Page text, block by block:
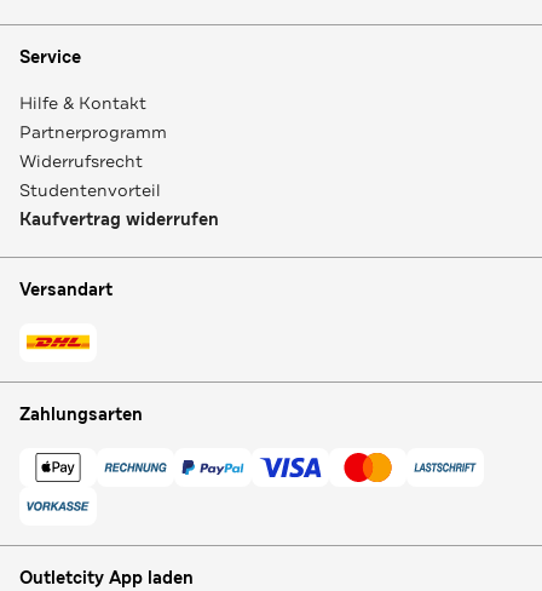
Service
Hilfe & Kontakt
Partnerprogramm
Widerrufsrecht
Studentenvorteil
Kaufvertrag widerrufen
Versandart
Zahlungsarten
Outletcity App laden